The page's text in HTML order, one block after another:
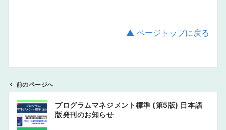
▲ ページトップに戻る
前のページへ
プログラムマネジメント標準 (第5版) 日本語
版発刊のお知らせ